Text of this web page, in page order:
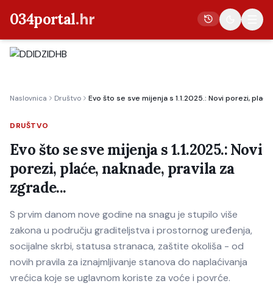
034portal.hr
Crna kronika
Poljoprivreda
Politika
Gospodarstvo
Život
Kultura
Sport
Naslovnica Društvo Evo što se sve mijenja s 1.1.2025.: Novi porezi,
DRUŠTVO
Evo što se sve mijenja s 1.1.2025.: Novi
porezi, plaće, naknade, pravila za
zgrade...
S prvim danom nove godine na snagu je stupilo više
zakona u području graditeljstva i prostornog uređenja,
socijalne skrbi, statusa stranaca, zaštite okoliša - od
novih pravila za iznajmljivanje stanova do naplaćivanja
vrećica koje se uglavnom koriste za voće i povrće.